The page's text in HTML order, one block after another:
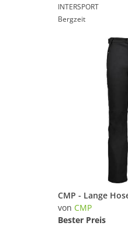
INTERSPORT
Bergzeit
von CMP
Bester Preis